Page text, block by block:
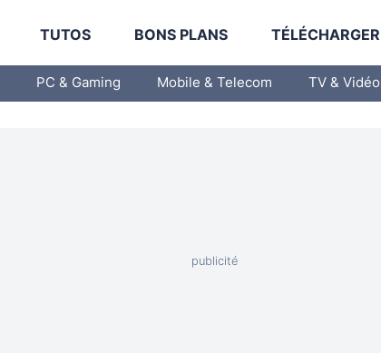
TUTOS BONS PLANS TÉLÉCHARGER
PC & Gaming Mobile & Telecom TV & Vidéo